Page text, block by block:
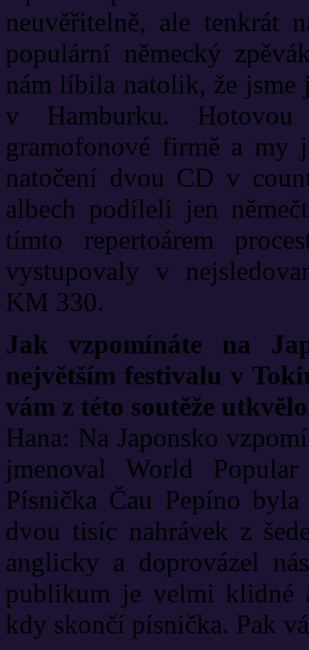
neuvěřitelně, ale tenkrát
populární německý
nám líbila natolik, že
v Hamburku.
gramofonové firmě a my
natočení dvou CD v
albech podíleli jen
tímto repertoárem
vystupovaly v
KM 330.
Jak vzpomínáte na
největším festivalu v
vám z této soutěže
Hana: Na Japonsko
jmenoval World
Písnička Čau Pepíno
dvou tisíc nahrávek z
anglicky a doprovázel
publikum je velmi klidné
kdy skončí písnička. Pak